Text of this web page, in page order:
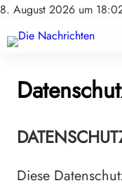
8. August 2026 um
Diese